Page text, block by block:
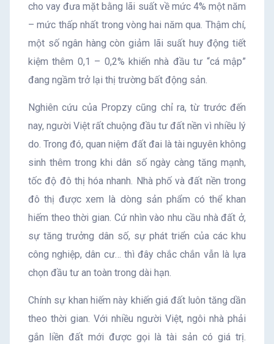
cho vay đưa mặt bằng lãi suất về mức 4% một năm
– mức thấp nhất trong vòng hai năm qua. Thậm chí,
một số ngân hàng còn giảm lãi suất huy động tiết
kiệm thêm 0,1 – 0,2% khiến nhà đầu tư “cá mập”
đang ngầm trở lại thị trường bất động sản.
Nghiên cứu của Propzy cũng chỉ ra, từ trước đến
nay, người Việt rất chuộng đầu tư đất nền vì nhiều lý
do. Trong đó, quan niệm đất đai là tài nguyên không
sinh thêm trong khi dân số ngày càng tăng mạnh,
tốc độ đô thị hóa nhanh. Nhà phố và đất nền trong
đô thị được xem là dòng sản phẩm có thể khan
hiếm theo thời gian. Cứ nhìn vào nhu cầu nhà đất ở,
sự tăng trưởng dân số, sự phát triển của các khu
công nghiệp, dân cư… thì đây chắc chắn vẫn là lựa
chọn đầu tư an toàn trong dài hạn.
Chính sự khan hiếm này khiến giá đất luôn tăng dần
theo thời gian. Với nhiều người Việt, ngôi nhà phải
gắn liền đất mới được gọi là tài sản có giá trị.